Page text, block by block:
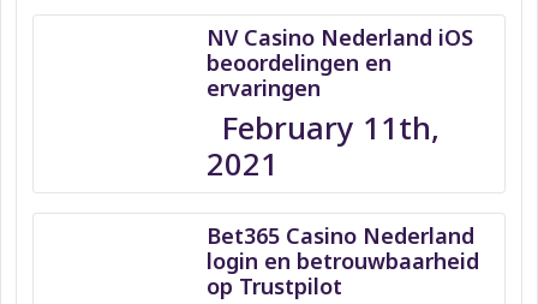
NV Casino Nederland iOS
beoordelingen en
ervaringen
February 11th,
2021
Bet365 Casino Nederland
login en betrouwbaarheid
op Trustpilot